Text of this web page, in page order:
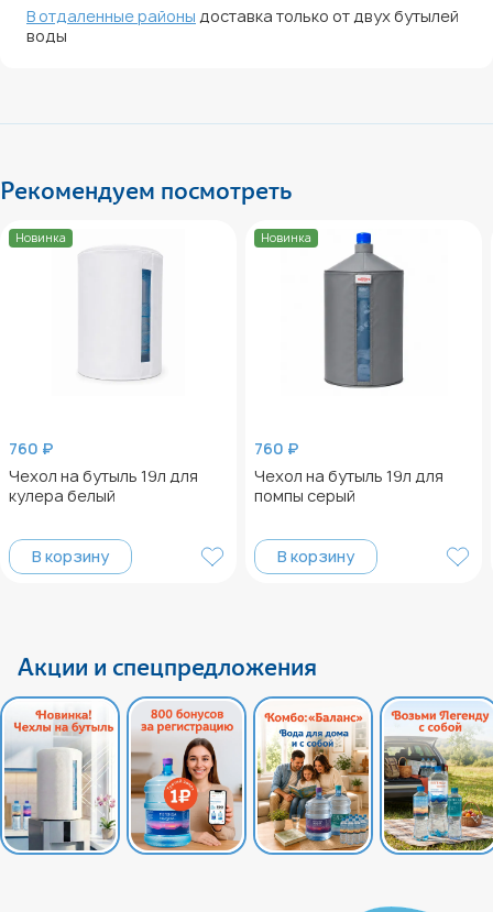
В отдаленные районы доставка только от двух бутылей
воды
Рекомендуем посмотреть
Новинка
760 ₽
Чехол на бутыль 19л для
кулера белый
В корзину
Новинка
760 ₽
Чехол на бутыль 19л для
помпы серый
В корзину
Акции и спецпредложения